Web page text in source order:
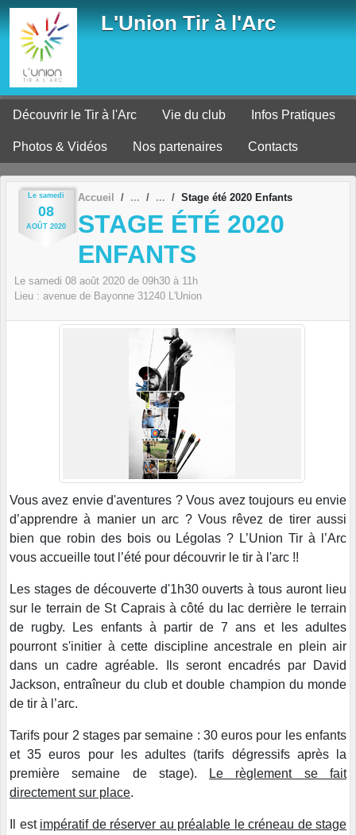
L'Union Tir à l'Arc
Découvrir le Tir à l'Arc Vie du club Infos Pratiques
Photos & Vidéos Nos partenaires Contacts
Le samedi
08
AOÛT 2020
Accueil Stage été 2020 Enfants
STAGE ÉTÉ 2020
ENFANTS
Le samedi 08 août 2020 de 09h30 à 11h
Lieu : avenue de Bayonne 31240 L'Union
Vous avez envie d'aventures ? Vous avez toujours eu envie
d’apprendre à manier un arc ? Vous rêvez de tirer aussi
bien que robin des bois ou Légolas ? L’Union Tir à l’Arc
vous accueille tout l’été pour découvrir le tir à l'arc !!
Les stages de découverte d'1h30 ouverts à tous auront lieu
sur le terrain de St Caprais à côté du lac derrière le terrain
de rugby. Les enfants à partir de 7 ans et les adultes
pourront s'initier à cette discipline ancestrale en plein air
dans un cadre agréable. Ils seront encadrés par David
Jackson, entraîneur du club et double champion du monde
de tir à l’arc.
Tarifs pour 2 stages par semaine : 30 euros pour les enfants
et 35 euros pour les adultes (tarifs dégressifs après la
première semaine de stage).
Le règlement se fait
directement sur place.
Il est impératif de réserver au préalable le créneau de stage
Panneau de gestion des cookies